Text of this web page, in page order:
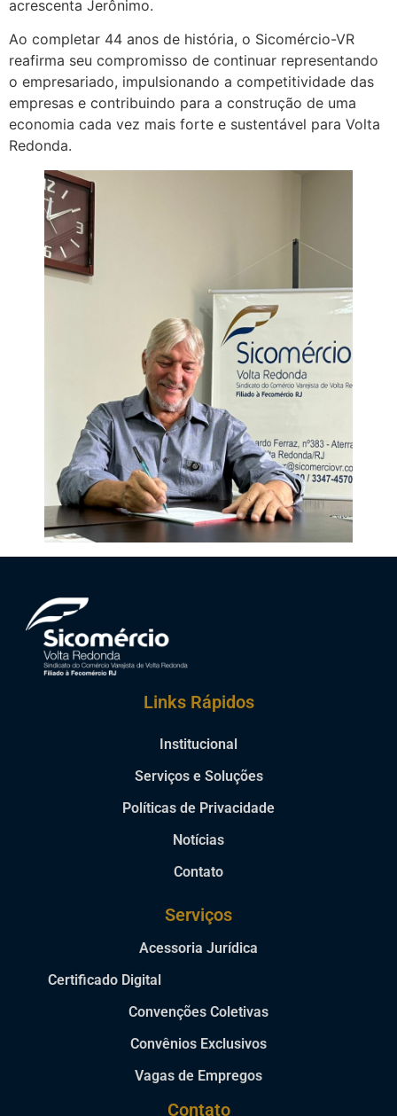
acrescenta Jerônimo.
Ao completar 44 anos de história, o Sicomércio-VR
reafirma seu compromisso de continuar representando
o empresariado, impulsionando a competitividade das
empresas e contribuindo para a construção de uma
economia cada vez mais forte e sustentável para Volta
Redonda.
Links Rápidos
Institucional
Serviços e Soluções
Políticas de Privacidade
Notícias
Contato
Serviços
Acessoria Jurídica
Certificado Digital
Convenções Coletivas
Convênios Exclusivos
Vagas de Empregos
Contato